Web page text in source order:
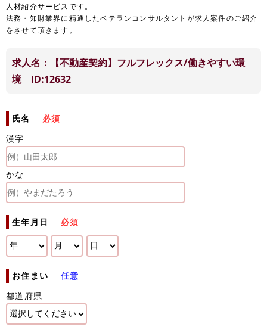
人材紹介サービスです。
法務・知財業界に精通したベテランコンサルタントが求人案件のご紹介
をさせて頂きます。
求人名：【不動産契約】フルフレックス/働きやすい環
境 ID:12632
氏名
必須
漢字
かな
生年月日 必須
お住まい
任意
都道府県